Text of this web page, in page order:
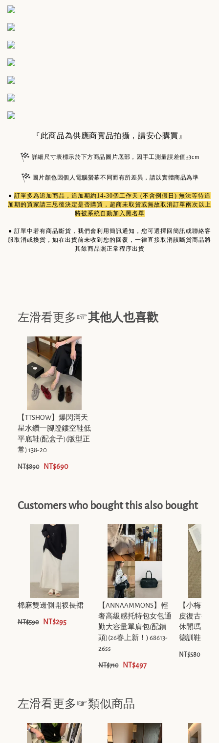
『此商品為供應商實品拍攝，請安心購買』
詳細尺寸表標示於下方商品圖片底部，因手工測量誤差值±3cm
圖片顏色因個人電腦螢幕不同而有所差異，請以實體商品為準
● 訂單多為追加商品 ，追加期約14-30個工作天 (不含例假日) 無法等待追
加期的買家請三思後決定是否購買，超商未取貨或無故取消訂單兩次以上
將被系統自動加入黑名單
● 訂單中若有商品斷貨，我們會利用簡訊通知，您可選擇回簡訊或聯絡客
服取消或換貨，如在出貨前未收到您的回覆，一律直接取消該斷貨商品將
其餘商品照正常程序出貨
左滑看更多☞其他人也喜歡
【TTSHOW】爆閃滿天
星水鑽一腳蹬鏤空鞋低
平底鞋(配盒子)(版型正
常) 138-20
NT$890 NT$690
Customers who bought this also bought
棉麻雙邊側開衩長裙
NT$590 NT$295
【ANNAAMMONS】輕
奢高級感托特包女包通
勤大容量單肩包(配鎖
頭)(26春上新！) 68613-
26ss
NT$710 NT$497
【小梅鞋
皮復古拼色
休閒瑪麗珍
德訓鞋 V-
NT$580
左滑看更多☞類似商品